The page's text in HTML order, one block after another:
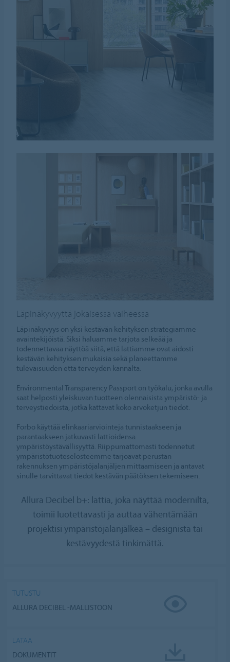
Läpinäkyvyyttä jokaisessa vaiheessa
Läpinäkyvyys on yksi kestävän kehityksen strategiamme
avaintekijöistä. Siksi haluamme tarjota selkeää ja
todennettavaa näyttöä siitä, että lattiamme ovat aidosti
kestävän kehityksen mukaisia sekä planeettamme
tulevaisuuden että terveyden kannalta.
Environmental Transparency Passport on työkalu, jonka avulla
saat helposti yleiskuvan tuotteen olennaisista ympäristö- ja
terveystiedoista, jotka kattavat koko arvoketjun tiedot.
Forbo käyttää elinkaariarviointeja tunnistaakseen ja
parantaakseen jatkuvasti lattioidensa
ympäristöystävällisyyttä. Riippumattomasti todennetut
ympäristötuoteselosteemme tarjoavat perustan
rakennuksen ympäristöjalanjäljen mittaamiseen ja antavat
sinulle tarvittavat tiedot kestävän päätöksen tekemiseen.
Allura Decibel b+: lattia, joka näyttää modernilta,
toimii luotettavasti ja auttaa vähentämään
projektisi ympäristöjalanjälkeä – designista tai
kestävyydestä tinkimättä.
TUTUSTU
ALLURA DECIBEL -MALLISTOON
LATAA
DOKUMENTIT